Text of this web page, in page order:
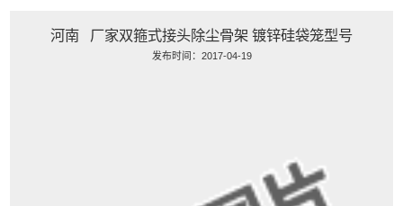
河南 厂家双箍式接头除尘骨架 镀锌硅袋笼型号
发布时间：2017-04-19